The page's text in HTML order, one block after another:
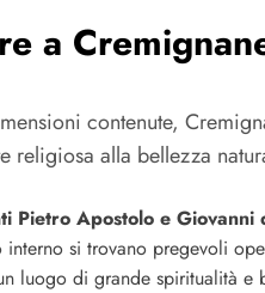
a
contenute,
religiosa alla bellezza
Pietro Apostolo e Giovanni
si trovano pregevoli
luogo di grande spiritualità e